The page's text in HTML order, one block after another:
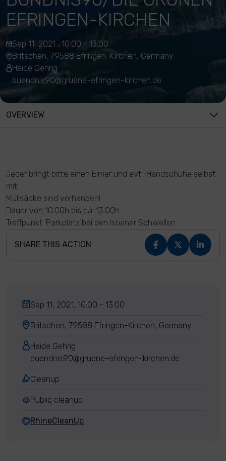
EFRINGEN-KIRCHEN
Sep 11, 2021 , 10:00 - 13:00
Britschen, 79588 Efringen-Kirchen, Germany
Heide Gehrig
buendnis90@gruene-efringen-kirchen.de
OVERVIEW
Jeder bringt bitte einen Eimer und evtl. Handschuhe selbst
mit!
Müllsäcke sind vorhanden!
Dauer von 10.00h bis ca. 13.00h
Treffpunkt: Parkplatz bei den Isteiner Schwellen
SHARE THIS ACTION
Sep 11, 2021, 10:00 - 13:00
Britschen, 79588 Efringen-Kirchen, Germany
Heide Gehrig
buendnis90@gruene-efringen-kirchen.de
Cleanup
Public cleanup
RhineCleanUp